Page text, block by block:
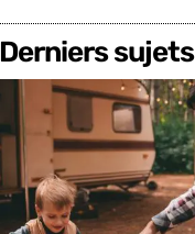
Derniers sujets